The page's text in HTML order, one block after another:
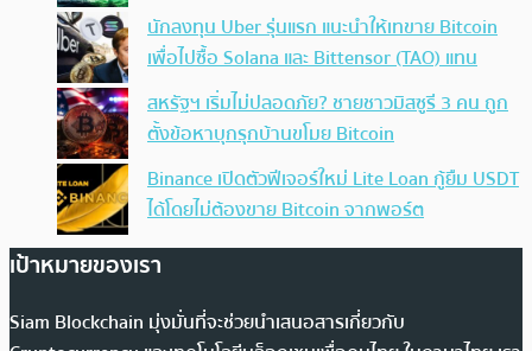
นักลงทุน Uber รุ่นแรก แนะนำให้เทขาย Bitcoin
เพื่อไปซื้อ Solana และ Bittensor (TAO) แทน
สหรัฐฯ เริ่มไม่ปลอดภัย? ชายชาวมิสซูรี 3 คน ถูก
ตั้งข้อหาบุกรุกบ้านขโมย Bitcoin
Binance เปิดตัวฟีเจอร์ใหม่ Lite Loan กู้ยืม USDT
ได้โดยไม่ต้องขาย Bitcoin จากพอร์ต
เป้าหมายของเรา
Siam Blockchain มุ่งมั่นที่จะช่วยนำเสนอสารเกี่ยวกับ